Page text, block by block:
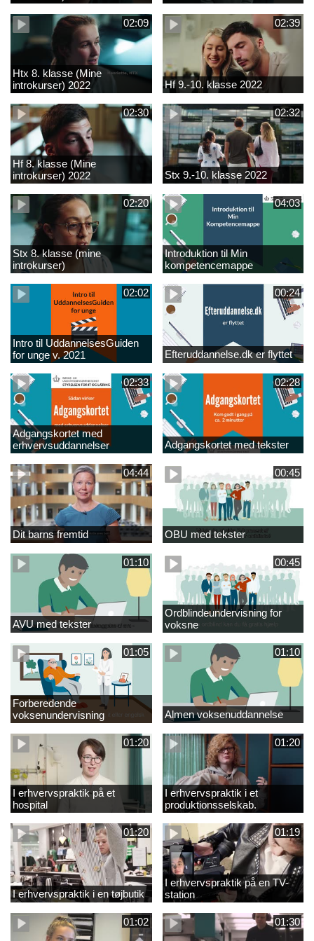
02:09
Htx 8. klasse (Mine
introkurser) 2022
02:39
Hf 9.-10. klasse 2022
02:30
Hf 8. klasse (Mine
introkurser) 2022
02:32
Stx 9.-10. klasse 2022
02:20
Stx 8. klasse (mine
introkurser)
04:03
Introduktion til Min
kompetencemappe
02:02
Intro til UddannelsesGuiden
for unge v. 2021
00:24
Efteruddannelse.dk er flyttet
02:33
Adgangskortet med
erhvervsuddannelser
02:28
Adgangskortet med tekster
04:44
Dit barns fremtid
00:45
OBU med tekster
01:10
AVU med tekster
00:45
Ordblindeundervisning for
voksne
01:05
Forberedende
voksenundervisning
01:10
Almen voksenuddannelse
01:20
I erhvervspraktik på et
hospital
01:20
I erhvervspraktik i et
produktionsselskab.
01:20
I erhvervspraktik i en tøjbutik
01:19
I erhvervspraktik på en TV-
station
01:02 01:30